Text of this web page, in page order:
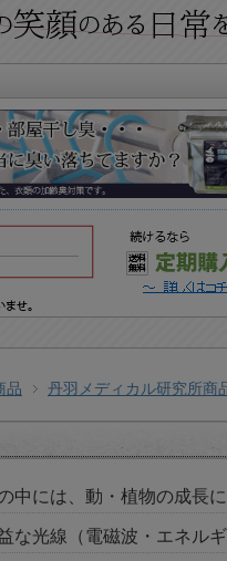
品 丹羽メディカル研究所商
中には、動・植物の成長
な光線（電磁波・エネル